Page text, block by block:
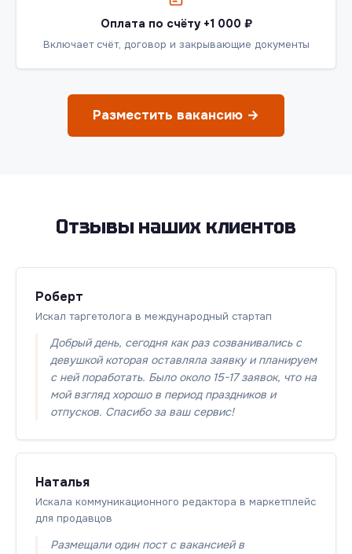
Оплата по счёту +1 000 ₽
Включает счёт, договор и закрывающие документы
Разместить вакансию →
Отзывы наших клиентов
Роберт
Искал таргетолога в международный стартап
Добрый день, сегодня как раз созванивались с
девушкой которая оставляла заявку и планируем
с ней поработать. Было около 15-17 заявок, что на
мой взгляд хорошо в период праздников и
отпусков. Спасибо за ваш сервис!
Наталья
Искала коммуникационного редактора в маркетплейс
для продавцов
Размещали один пост с вакансией в